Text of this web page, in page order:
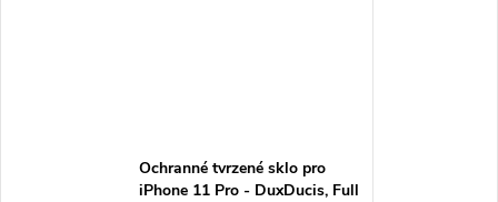
Ochranné tvrzené sklo pro
iPhone 11 Pro - DuxDucis, Full